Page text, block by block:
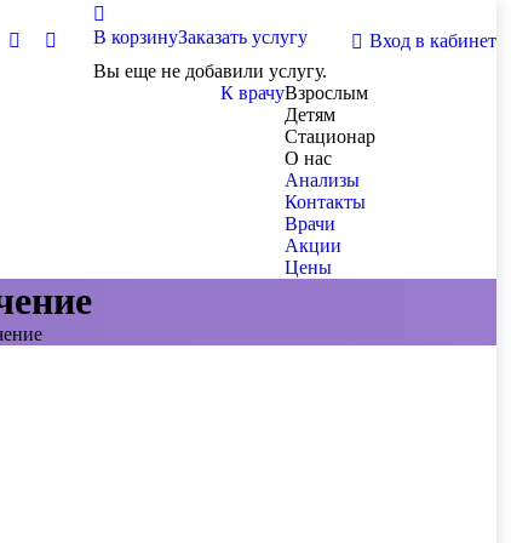
В корзинуЗаказать услугу
Вы еще не добавили услугу.
Вход в кабинет
Взрослым
Детям
Стационар
О нас
Анализы
Контакты
Врачи
Акции
Цены
К врачу